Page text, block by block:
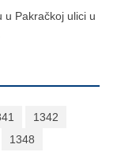
u Pakračkoj ulici u
1342
1348